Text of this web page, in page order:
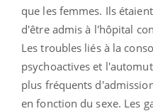
que les femmes. Ils
d'être admis à l'hôpital
Les troubles liés à la
psychoactives et
plus fréquents
en fonction du sexe. Les